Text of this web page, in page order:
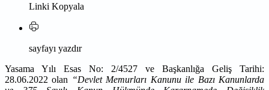
Linki Kopyala
sayfayı yazdır
Yasama Yılı Esas No: 2/4527 ve Başkanlığa Geliş Tarihi:
28.06.2022 olan “Devlet Memurları Kanunu ile Bazı Kanunlarda